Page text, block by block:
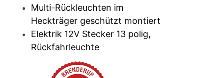
Multi-Rückleuchten im
Heckträger geschützt montiert
Elektrik 12V Stecker 13 polig,
Rückfahrleuchte